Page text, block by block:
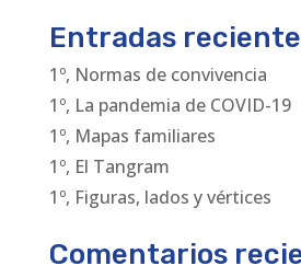
Entradas
1º, Normas de convivencia
1º, La pandemia de COVID-19
1º, Mapas familiares
1º, El Tangram
1º, Figuras, lados y vértices
Comentarios